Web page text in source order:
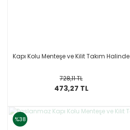
Kapı Kolu Menteşe ve Kilit Takım Halinde
728,11 TL
473,27 TL
%38